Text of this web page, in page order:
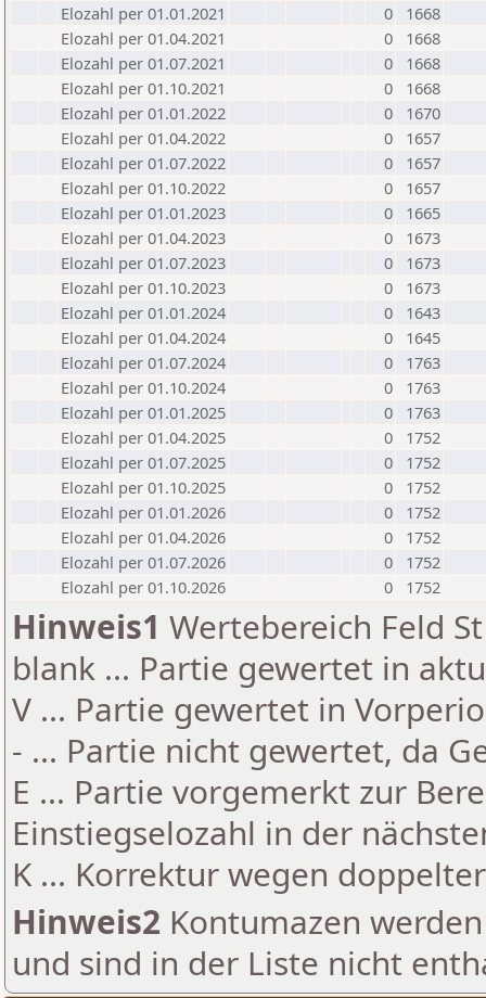
Elozahl per 01.01.2021
0
1668
Elozahl per 01.04.2021
0
1668
Elozahl per 01.07.2021
0
1668
Elozahl per 01.10.2021
0
1668
Elozahl per 01.01.2022
0
1670
Elozahl per 01.04.2022
0
1657
Elozahl per 01.07.2022
0
1657
Elozahl per 01.10.2022
0
1657
Elozahl per 01.01.2023
0
1665
Elozahl per 01.04.2023
0
1673
Elozahl per 01.07.2023
0
1673
Elozahl per 01.10.2023
0
1673
Elozahl per 01.01.2024
0
1643
Elozahl per 01.04.2024
0
1645
Elozahl per 01.07.2024
0
1763
Elozahl per 01.10.2024
0
1763
Elozahl per 01.01.2025
0
1763
Elozahl per 01.04.2025
0
1752
Elozahl per 01.07.2025
0
1752
Elozahl per 01.10.2025
0
1752
Elozahl per 01.01.2026
0
1752
Elozahl per 01.04.2026
0
1752
Elozahl per 01.07.2026
0
1752
Elozahl per 01.10.2026
0 1752
Hinweis1 Wertebereich Feld
blank ... Partie gewertet in
V ... Partie gewertet in
- ... Partie nicht gewertet, da
E ... Partie vorgemerkt zur
Einstiegselozahl in der
K ... Korrektur wegen
Hinweis2 Kontumazen
und sind in der Liste nicht